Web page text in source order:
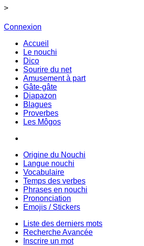
>
Connexion
Accueil
Le nouchi
Dico
Sourire du net
Amusement à part
Gâte-gâte
Diapazon
Blagues
Proverbes
Les Môgos
Origine du Nouchi
Langue nouchi
Vocabulaire
Temps des verbes
Phrases en nouchi
Prononciation
Emojis / Stickers
Liste des derniers mots
Recherche Avancée
Inscrire un mot